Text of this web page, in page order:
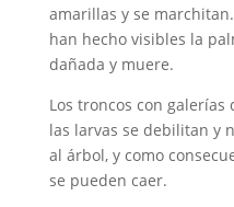
amarillas y se
han hecho visibles la
dañada y muere.
Los troncos con
las larvas se debilitan y
al árbol, y como
se pueden caer.